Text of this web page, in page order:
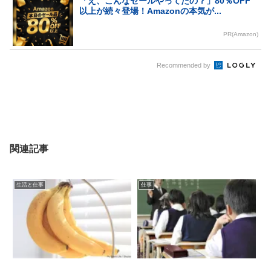
以上が続々登場！Amazonの本気が...
PR(Amazon)
Recommended by
関連記事
生活と仕事 仕事